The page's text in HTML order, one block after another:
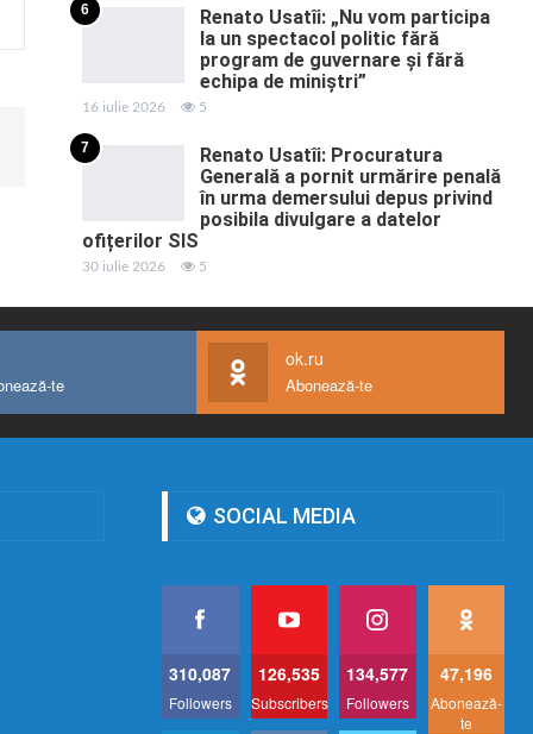
6
Renato Usatîi: „Nu vom participa
la un spectacol politic fără
program de guvernare și fără
echipa de miniștri”
16 iulie 2026 5
7
Renato Usatîi: Procuratura
Generală a pornit urmărire penală
în urma demersului depus privind
posibila divulgare a datelor
ofițerilor SIS
30 iulie 2026 5
te
ok.ru
Abonează-te
SOCIAL MEDIA
310,087
Followers
126,535
Subscribers
134,577
Followers
47,196
Abonează-
te